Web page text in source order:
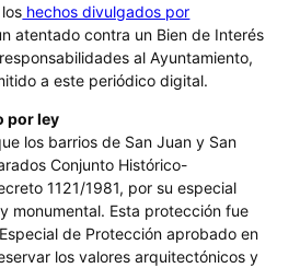
hechos divulgados por
atentado contra un Bien de Interés
al Ayuntamiento,
a este periódico digital.
por ley
los barrios de San Juan y San
Conjunto Histórico-
1121/1981, por su especial
monumental. Esta protección fue
de Protección aprobado en
los valores arquitectónicos y